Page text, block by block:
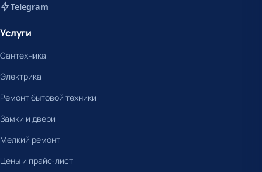
Telegram
Услуги
Сантехника
Электрика
Ремонт бытовой техники
Замки и двери
Мелкий ремонт
Цены и прайс-лист